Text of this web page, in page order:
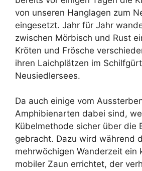
von unseren Hanglagen zum
eingesetzt. Jahr für Jahr
zwischen Mörbisch und Rust
Kröten und Frösche
ihren Laichplätzen im
Neusiedlersees.
Da auch einige vom
Amphibienarten dabei sind,
Kübelmethode sicher über die
gebracht. Dazu wird während
mehrwöchigen Wanderzeit ein
mobiler Zaun errichtet, der